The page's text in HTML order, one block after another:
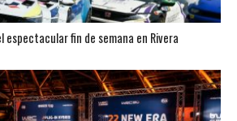
espectacular fin de semana en Rivera